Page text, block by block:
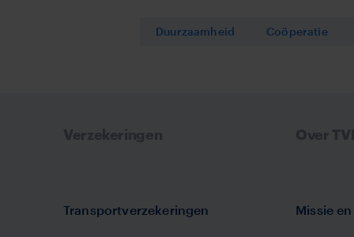
Duurzaamheid Coöperatie
Transportverzekeringen Missie